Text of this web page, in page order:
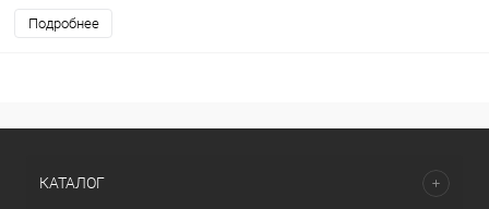
Подробнее
КАТАЛОГ